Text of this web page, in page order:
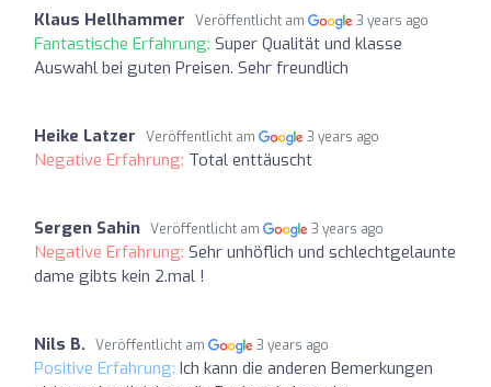
Klaus Hellhammer Veröffentlicht am 3 years ago
Fantastische Erfahrung: Super Qualität und klasse
Auswahl bei guten Preisen. Sehr freundlich
Heike Latzer Veröffentlicht am 3 years ago
Negative Erfahrung: Total enttäuscht
Sergen Sahin Veröffentlicht am 3 years ago
Negative Erfahrung: Sehr unhöflich und schlechtgelaunte
dame gibts kein 2.mal !
Nils B. Veröffentlicht am 3 years ago
Positive Erfahrung: Ich kann die anderen Bemerkungen